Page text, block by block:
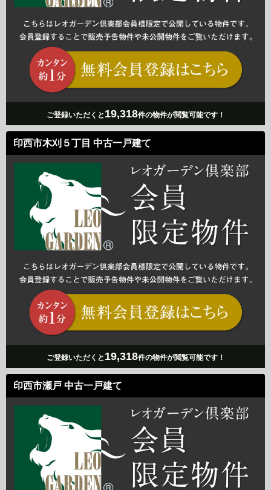
ご登録いただくと 19,318件の物件が閲覧可能です！
印西市木刈５丁目 中古一戸建て
ご登録いただくと 19,318件の物件が閲覧可能です！
印西市瀬戸 中古一戸建て